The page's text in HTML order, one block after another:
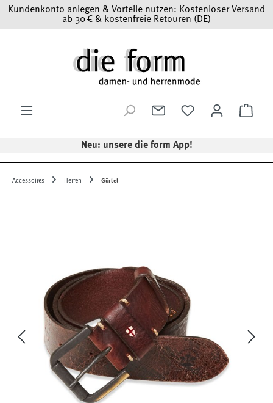
Zum Hauptinhalt springen
Kundenkonto anlegen & Vorteile nutzen: Kostenloser Versand
ab 30 € & kostenfreie Retouren (DE)
Neu: unsere die form App!
Accessoires Herren Gürtel